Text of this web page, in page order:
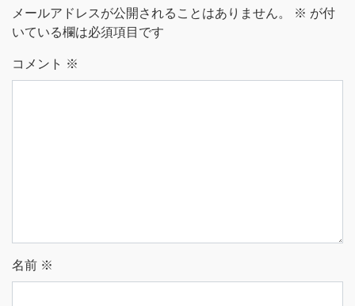
メールアドレスが公開されることはありません。 ※ が付
いている欄は必須項目です
コメント ※
名前 ※